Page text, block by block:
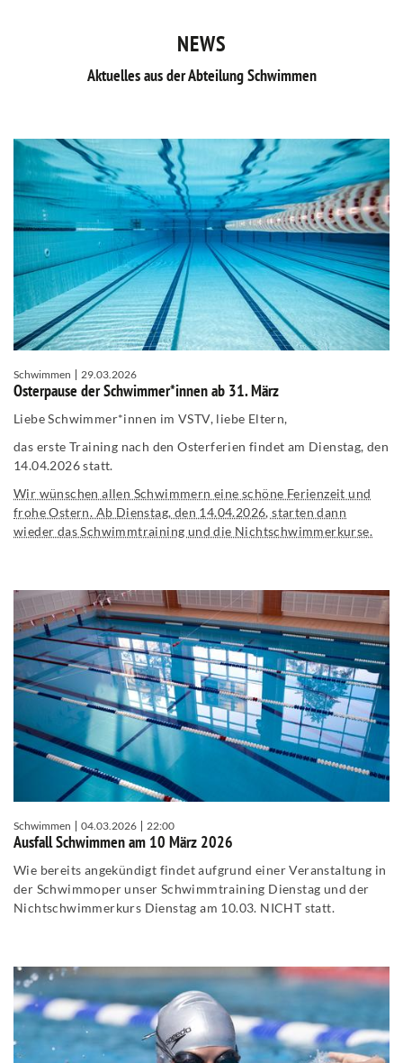
NEWS
Aktuelles aus der Abteilung Schwimmen
Schwimmen 29.03.2026
Osterpause der Schwimmer*innen ab 31. März
Liebe Schwimmer*innen im VSTV, liebe Eltern,
das erste Training nach den Osterferien findet am Dienstag, den
14.04.2026 statt.
Wir wünschen allen Schwimmern eine schöne Ferienzeit und
frohe Ostern. Ab Dienstag, den 14.04.2026, starten dann
wieder das Schwimmtraining und die Nichtschwimmerkurse.
Schwimmen 04.03.2026 22:00
Ausfall Schwimmen am 10 März 2026
Wie bereits angekündigt findet aufgrund einer Veranstaltung in
der Schwimmoper unser Schwimmtraining Dienstag und der
Nichtschwimmerkurs Dienstag am 10.03. NICHT statt.